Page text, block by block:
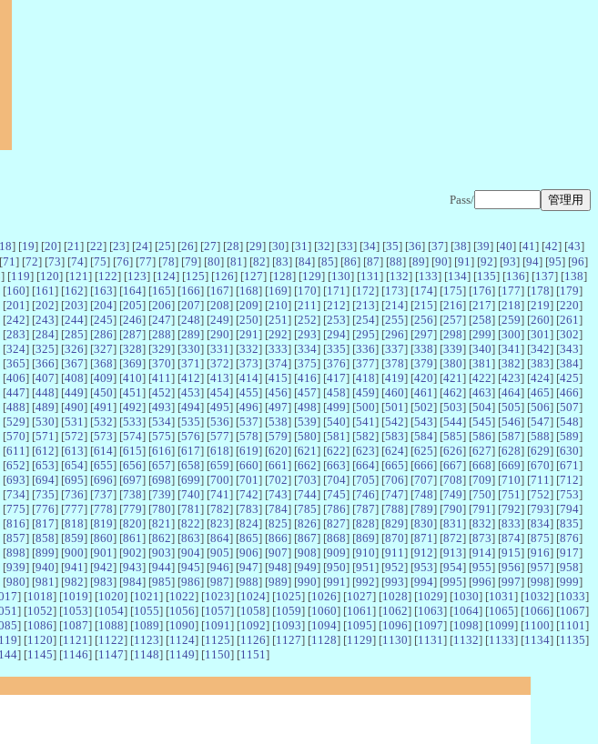
Pass/
18] [19] [20] [21 ] [22] [23] [24] [25] [26] [27] [28] [29] [30] [31 ] [32] [33] [34] [35] [36] [37] [38] [39] [40] [41 ] [42] [43]
71 ] [72] [73] [74] [75] [76] [77] [78] [79] [80] [81 ] [82] [83] [84] [85] [86] [87] [88] [89] [90] [91 ] [92] [93] [94] [95] [96]
] [119] [120] [121 ] [122] [123] [124] [125] [126] [127] [128] [129] [130] [131 ] [132] [133] [134] [135] [136] [137] [138]
[160] [161 ] [162] [163] [164] [165] [166] [167] [168] [169] [170] [171 ] [172] [173] [174] [175] [176] [177] [178] [179]
[201 ] [202] [203] [204] [205] [206] [207] [208] [209] [210] [211 ] [212] [213] [214] [215] [216] [217] [218] [219] [220]
[242] [243] [244] [245] [246] [247] [248] [249] [250] [251 ] [252] [253] [254] [255] [256] [257] [258] [259] [260] [261 ]
[283] [284] [285] [286] [287] [288] [289] [290] [291 ] [292] [293] [294] [295] [296] [297] [298] [299] [300] [301 ] [302]
[324] [325] [326] [327] [328] [329] [330] [331 ] [332] [333] [334] [335] [336] [337] [338] [339] [340] [341 ] [342] [343]
[365] [366] [367] [368] [369] [370] [371 ] [372] [373] [374] [375] [376] [377] [378] [379] [380] [381 ] [382] [383] [384]
[406] [407] [408] [409] [410] [411 ] [412] [413] [414] [415] [416] [417] [418] [419] [420] [421 ] [422] [423] [424] [425]
[447] [448] [449] [450] [451 ] [452] [453] [454] [455] [456] [457] [458] [459] [460] [461 ] [462] [463] [464] [465] [466]
[488] [489] [490] [491 ] [492] [493] [494] [495] [496] [497] [498] [499] [500] [501 ] [502] [503] [504] [505] [506] [507]
[529] [530] [531 ] [532] [533] [534] [535] [536] [537] [538] [539] [540] [541 ] [542] [543] [544] [545] [546] [547] [548]
[570] [571 ] [572] [573] [574] [575] [576] [577] [578] [579] [580] [581 ] [582] [583] [584] [585] [586] [587] [588] [589]
[611 ] [612] [613] [614] [615] [616] [617] [618] [619] [620] [621 ] [622] [623] [624] [625] [626] [627] [628] [629] [630]
[652] [653] [654] [655] [656] [657] [658] [659] [660] [661 ] [662] [663] [664] [665] [666] [667] [668] [669] [670] [671 ]
[693] [694] [695] [696] [697] [698] [699] [700] [701 ] [702] [703] [704] [705] [706] [707] [708] [709] [710] [711 ] [712]
[734] [735] [736] [737] [738] [739] [740] [741 ] [742] [743] [744] [745] [746] [747] [748] [749] [750] [751 ] [752] [753]
[775] [776] [777] [778] [779] [780] [781 ] [782] [783] [784] [785] [786] [787] [788] [789] [790] [791 ] [792] [793] [794]
[816] [817] [818] [819] [820] [821 ] [822] [823] [824] [825] [826] [827] [828] [829] [830] [831 ] [832] [833] [834] [835]
[857] [858] [859] [860] [861 ] [862] [863] [864] [865] [866] [867] [868] [869] [870] [871 ] [872] [873] [874] [875] [876]
[898] [899] [900] [901 ] [902] [903] [904] [905] [906] [907] [908] [909] [910] [911 ] [912] [913] [914] [915] [916] [917]
[939] [940] [941 ] [942] [943] [944] [945] [946] [947] [948] [949] [950] [951 ] [952] [953] [954] [955] [956] [957] [958]
[980] [981 ] [982] [983] [984] [985] [986] [987] [988] [989] [990] [991 ] [992] [993] [994] [995] [996] [997] [998] [999]
] [1018] [1019] [1020] [1021 ] [1022] [1023] [1024] [1025] [1026] [1027] [1028] [1029] [1030] [1031 ] [1032] [1033]
] [1052] [1053] [1054] [1055] [1056] [1057] [1058] [1059] [1060] [1061 ] [1062] [1063] [1064] [1065] [1066] [1067]
] [1086] [1087] [1088] [1089] [1090] [1091 ] [1092] [1093] [1094] [1095] [1096] [1097] [1098] [1099] [1100] [1101 ]
] [1120] [1121 ] [1122] [1123] [1124] [1125] [1126] [1127] [1128] [1129] [1130] [1131 ] [1132] [1133] [1134] [1135]
] [1145] [1146] [1147] [1148] [1149] [1150] [1151 ]